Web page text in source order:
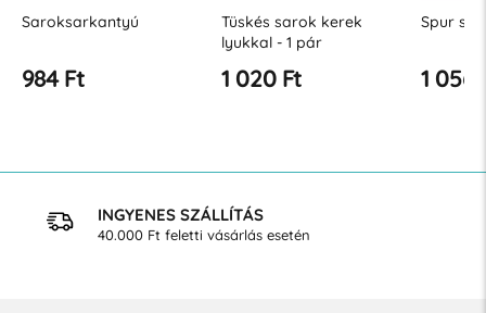
Saroksarkantyú
984 Ft
Tüskés sarok kerek
lyukkal - 1 pár
1 020 Ft
Spur
1 056
INGYENES SZÁLLÍTÁS
40.000 Ft feletti vásárlás esetén